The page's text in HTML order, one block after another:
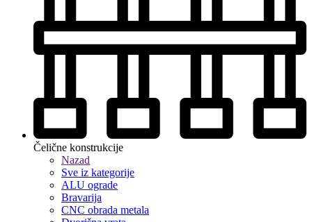
Čelične konstrukcije
Nazad
Sve iz kategorije
ALU ograde
Bravarija
CNC obrada metala